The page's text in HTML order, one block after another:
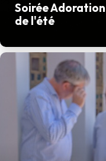
Soirée
de l'été